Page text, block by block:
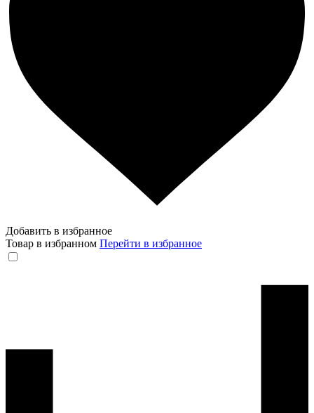
Добавить в избранное
Товар в избранном Перейти в избранное